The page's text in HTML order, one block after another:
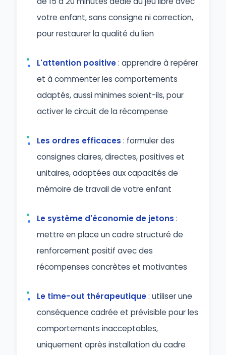
votre enfant, sans consigne ni correction,
pour restaurer la qualité du lien
L'attention positive: apprendre à repérer
et à commenter les comportements
adaptés, aussi minimes soient-ils, pour
activer le circuit de la récompense
Les ordres efficaces : formuler des
consignes claires, directes, positives et
unitaires, adaptées aux capacités de
mémoire de travail de votre enfant
Le système d'économie de jetons :
mettre en place un cadre structuré de
renforcement positif avec des
récompenses concrètes et motivantes
Le time-out thérapeutique: utiliser une
conséquence cadrée et prévisible pour les
comportements inacceptables,
uniquement après installation du cadre